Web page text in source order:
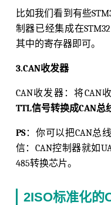
比如我们看到有些
制器已经集成在
其中的寄存器即可。
3.CAN收发器
CAN收发器：将CAN
TTL信号转换成CAN总
PS：你可以把CAN总
信：CAN控制器就如
485转换芯片。
2ISO标准化的